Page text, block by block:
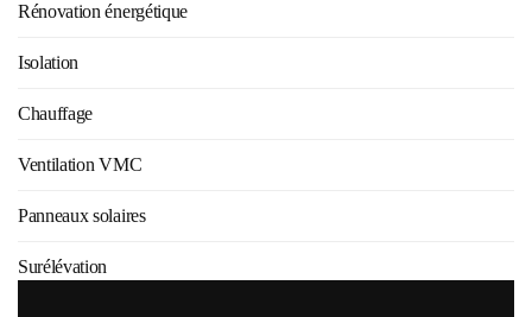
Rénovation énergétique
Isolation
Chauffage
Ventilation VMC
Panneaux solaires
Surélévation